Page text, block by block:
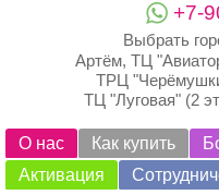
+7-
Выбрать
Артём, ТЦ
ТРЦ
ТЦ "Луговая" (2
О нас Как купить
Активация